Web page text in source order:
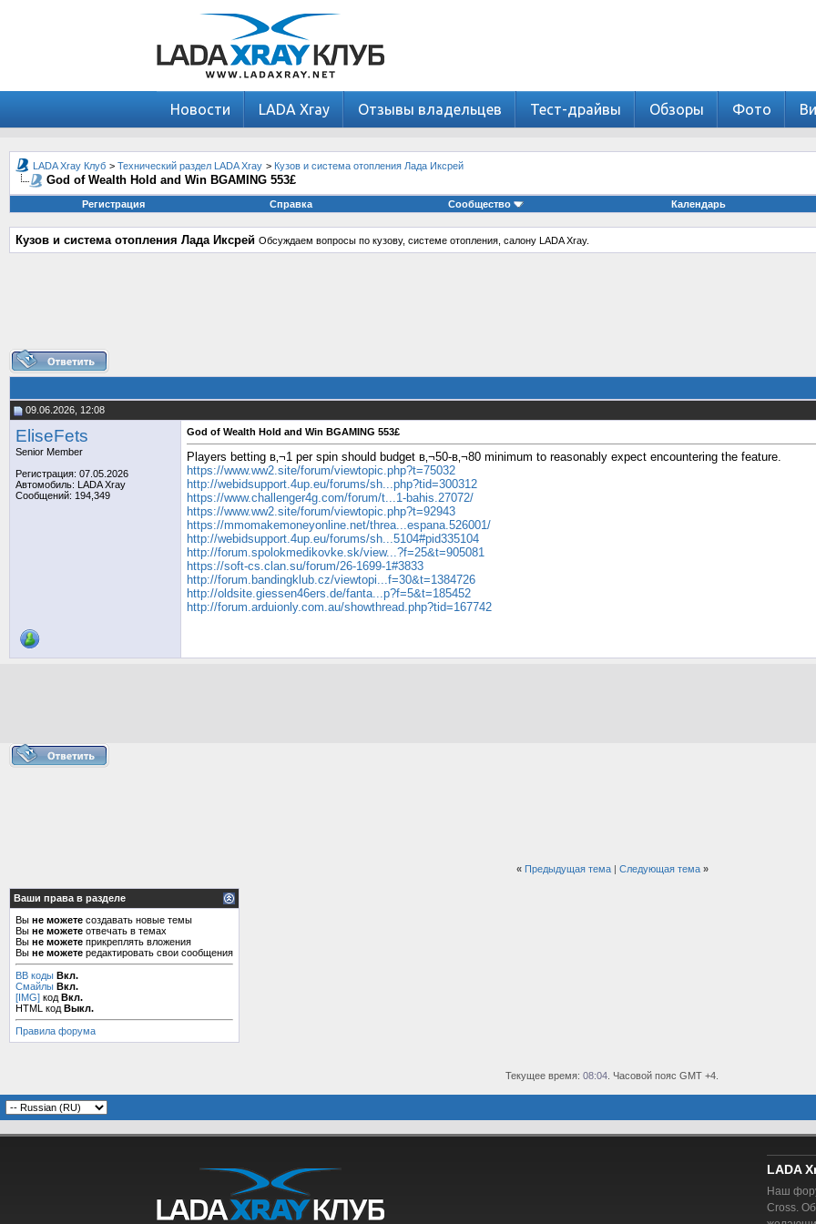
Новости LADA Xray Отзывы владельцев Тест-драйвы Обзоры Фото
LADA Xray Клуб > Технический раздел LADA Xray > Кузов и система отопления Лада Иксрей
God of Wealth Hold and Win BGAMING 553£
Регистрация Справка Сообщество Календарь
Кузов и система отопления Лада Иксрей Обсуждаем вопросы по кузову, системе отопления, салону LADA Xray.
09.06.2026, 12:08
EliseFets
Senior Member
Регистрация: 07.05.2026
Автомобиль: LADA Xray
Сообщений: 194,349
God of Wealth Hold and Win BGAMING 553£
Players betting в‚¬1 per spin should budget в‚¬50-в‚¬80 minimum to reasonably expect encountering the feature.
https://www.ww2.site/forum/viewtopic.php?t=75032
http://webidsupport.4up.eu/forums/sh...php?tid=300312
https://www.challenger4g.com/forum/t...1-bahis.27072/
https://www.ww2.site/forum/viewtopic.php?t=92943
https://mmomakemoneyonline.net/threa...espana.526001/
http://webidsupport.4up.eu/forums/sh...5104#pid335104
http://forum.spolokmedikovke.sk/view...?f=25&t=905081
https://soft-cs.clan.su/forum/26-1699-1#3833
http://forum.bandingklub.cz/viewtopi...f=30&t=1384726
http://oldsite.giessen46ers.de/fanta...p?f=5&t=185452
http://forum.arduionly.com.au/showthread.php?tid=167742
« Предыдущая тема| Следующая тема »
Ваши права в разделе
Вы не можете создавать новые темы
Вы не можете отвечать в темах
Вы не можете прикреплять вложения
Вы не можете редактировать свои сообщения
BB коды Вкл.
Смайлы Вкл.
[IMG] код Вкл.
HTML код Выкл.
Правила форума
Текущее время: 08:04 . Часовой пояс GMT +4.
LADA
Наш
Cross.